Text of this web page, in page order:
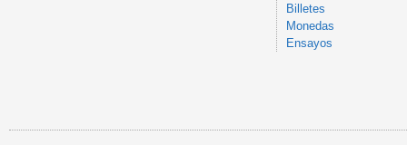
Billetes
Monedas
Ensayos